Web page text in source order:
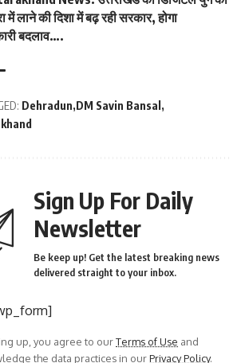
में लाने की दिशा में बढ़ रही सरकार, होगा
बदलाव….
Dehradun DM Savin Bansal
Sign Up For Daily
Newsletter
Be keep up! Get the latest breaking news
delivered straight to your inbox.
up, you agree to ourTerms of Use and
the data practices in ourPrivacy Policy.